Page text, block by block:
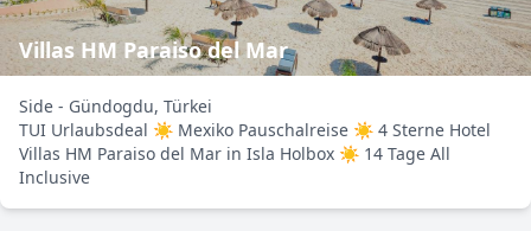
Villas HM Paraiso del Mar
Side - Gündogdu, Türkei
TUI Urlaubsdeal ☀ Mexiko Pauschalreise ☀ 4 Sterne Hotel
Villas HM Paraiso del Mar in Isla Holbox ☀ 14 Tage All
Inclusive